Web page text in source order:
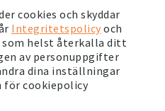
cookies och skyddar
Integritetspolicy och
som helst återkalla ditt
av personuppgifter
dina inställningar
för cookiepolicy
en miljard för